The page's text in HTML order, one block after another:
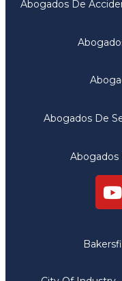
Abogados De
Abogados De
Abogados